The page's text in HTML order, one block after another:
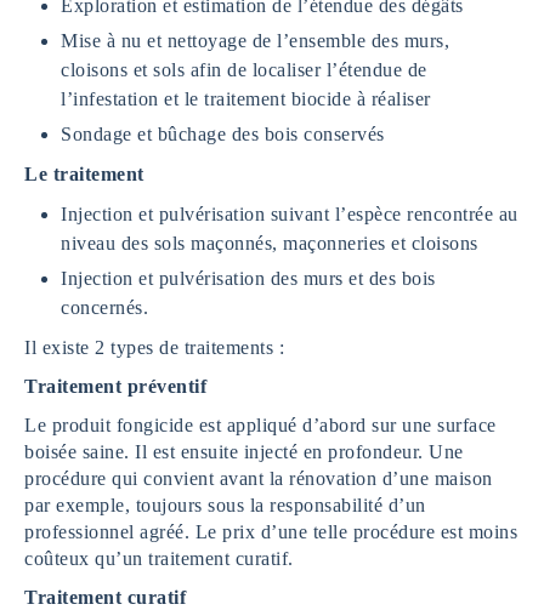
Exploration et estimation de l’étendue des dégâts
Mise à nu et nettoyage de l’ensemble des murs,
cloisons et sols afin de localiser l’étendue de
l’infestation et le traitement biocide à réaliser
Sondage et bûchage des bois conservés
Le traitement
Injection et pulvérisation suivant l’espèce rencontrée au
niveau des sols maçonnés, maçonneries et cloisons
Injection et pulvérisation des murs et des bois
concernés.
Il existe 2 types de traitements :
Traitement préventif
Le produit fongicide est appliqué d’abord sur une surface
boisée saine. Il est ensuite injecté en profondeur. Une
procédure qui convient avant la rénovation d’une maison
par exemple, toujours sous la responsabilité d’un
professionnel agréé. Le prix d’une telle procédure est moins
coûteux qu’un traitement curatif.
Traitement curatif